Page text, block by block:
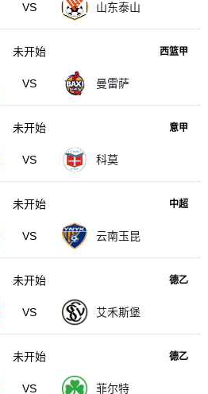
VS 山东泰山
西篮甲
VS 曼雷萨
未开始
意甲
VS 科莫
未开始
中超
VS 云南玉昆
未开始
德乙
VS 艾禾斯堡
未开始
德乙
VS 菲尔特
未开始